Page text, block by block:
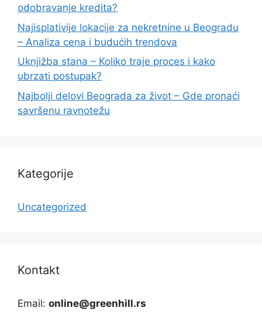
odobravanje kredita?
Najisplativije lokacije za nekretnine u Beogradu
– Analiza cena i budućih trendova
Uknjižba stana – Koliko traje proces i kako
ubrzati postupak?
Najbolji delovi Beograda za život – Gde pronaći
savršenu ravnotežu
Kategorije
Uncategorized
Kontakt
Email: online@greenhill.rs